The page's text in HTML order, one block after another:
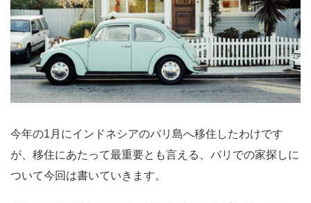
今年の1月にインドネシアのバリ島へ移住したわけです
が、移住にあたって最重要とも言える、バリでの家探しに
ついて今回は書いていきます。